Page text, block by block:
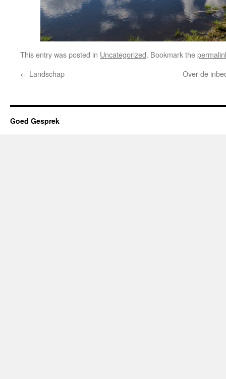
This entry was posted in Uncategorized. Bookmark the
← Landschap Over de
Goed Gesprek